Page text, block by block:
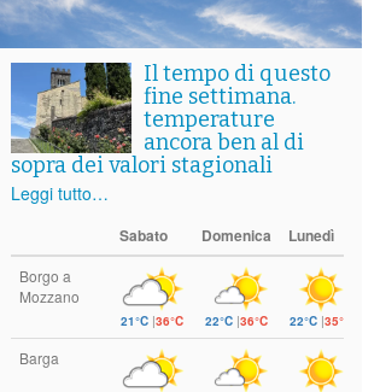
Il tempo di questo
fine settimana.
temperature
ancora ben al di
sopra dei valori stagionali
Leggi tutto…
Sabato Domenica Lunedì
Borgo a
Mozzano
21°C |36°C 22°C |36°C 22°C |35°C
Barga